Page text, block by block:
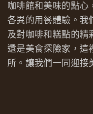
咖啡館和美味的點心
各異的用餐體驗。我
及對咖啡和糕點的精
還是美食探險家，這
所。讓我們一同迎接